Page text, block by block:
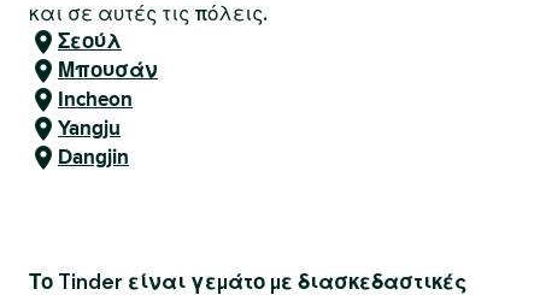
και σε αυτές τις πόλεις.
Σεούλ
Μπουσάν
Incheon
Yangju
Dangjin
Το Tinder είναι γεμάτο με διασκεδαστικές